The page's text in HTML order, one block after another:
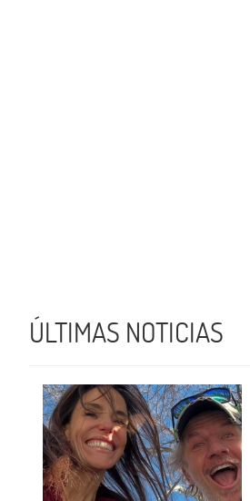
ÚLTIMAS NOTICIAS